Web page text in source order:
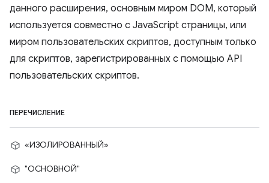
данного расширения, основным миром DOM, который
используется совместно с JavaScript страницы, или
миром пользовательских скриптов, доступным только
для скриптов, зарегистрированных с помощью API
пользовательских скриптов.
ПЕРЕЧИСЛЕНИЕ
«ИЗОЛИРОВАННЫЙ»
"ОСНОВНОЙ"